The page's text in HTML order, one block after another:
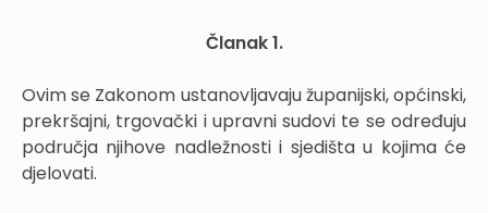
Članak 1.
Ovim se Zakonom ustanovljavaju županijski, općinski,
prekršajni, trgovački i upravni sudovi te se određuju
područja njihove nadležnosti i sjedišta u kojima će
djelovati.